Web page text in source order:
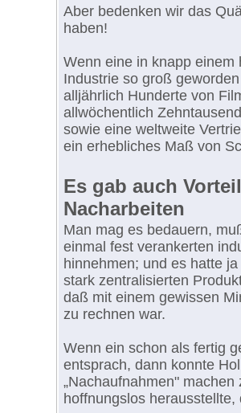
Aber bedenken wir das
haben!
Wenn eine in knapp
Industrie so groß
alljährlich Hunderte von
allwöchentlich
sowie eine weltweite
ein erhebliches Maß von
Es gab auch
Nacharbeiten
Man mag es bedauern,
einmal fest verankerten
hinnehmen; und es hatte
stark zentralisierten
daß mit einem gewissen
zu rechnen war.
Wenn ein schon als fertig
entsprach, dann konnte
„Nachaufnahmen"
hoffnungslos